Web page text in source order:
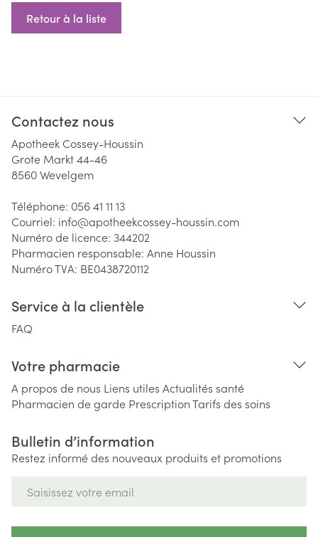
Retour à la liste
Contactez nous
Apotheek Cossey-Houssin
Grote Markt 44-46
8560Wevelgem
Téléphone: 056 41 11 13
Courriel: info@apotheekcossey-houssin.com
Numéro de licence: 344202
Pharmacien responsable: Anne Houssin
Numéro TVA: BE0438720112
Service à la clientèle
FAQ
Votre pharmacie
A propos de nous Liens utiles Actualités santé
Pharmacien de garde PrescriptionTarifs des soins
Bulletin d’information
Restez informé des nouveaux produits et promotions